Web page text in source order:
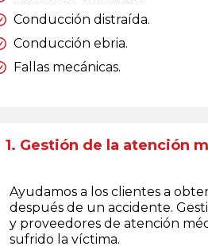
Conducción distraída.
Conducción ebria.
Fallas mecánicas.
1. Gestión de la atención
Ayudamos a los clientes a
después de un accidente.
y proveedores de atención
sufrido la víctima.